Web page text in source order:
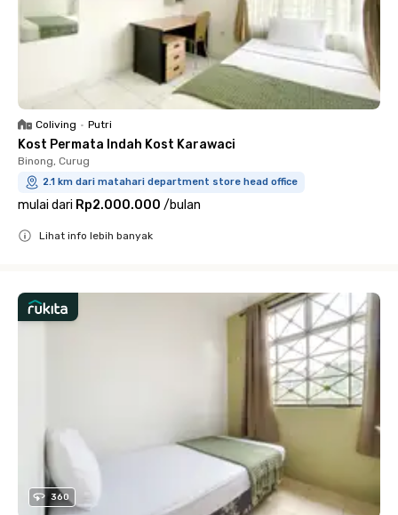
Coliving • Putri
Kost Permata Indah Kost Karawaci
Binong, Curug
2.1 km dari matahari department store head office
mulai dari Rp2.000.000 /bulan
Lihat info lebih banyak
360